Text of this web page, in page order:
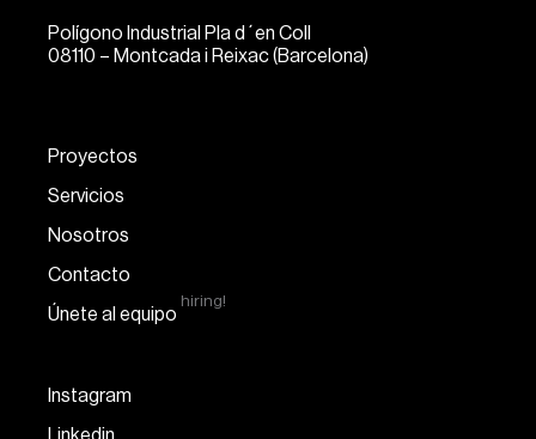
Polígono Industrial Pla d´en Coll
08110 – Montcada i Reixac (Barcelona)
Proyectos
Servicios
Nosotros
Contacto
Únete al equipo
hiring!
Instagram